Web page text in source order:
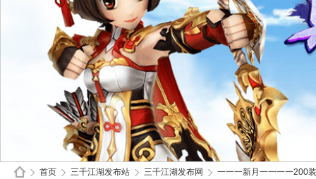
首页 三千江湖发布站 三千江湖发布网 一一一新月一一一一200